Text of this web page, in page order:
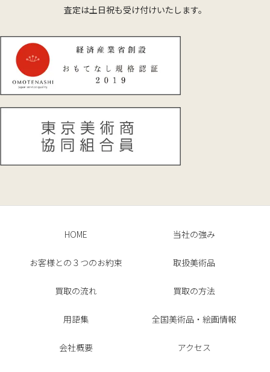
査定は土日祝も受け付けいたします。
HOME 当社の強み
お客様との３つのお約束 取扱美術品
買取の流れ 買取の方法
用語集 全国美術品・絵画情報
会社概要 アクセス